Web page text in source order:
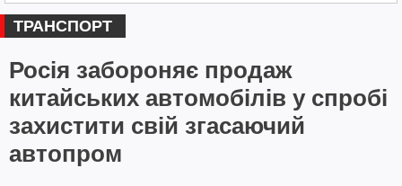
ТРАНСПОРТ
Росія забороняє продаж
китайських автомобілів у спробі
захистити свій згасаючий
автопром